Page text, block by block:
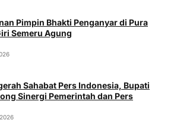
Pimpin Bhakti Penganyar di Pura
Semeru Agung
Sahabat Pers Indonesia, Bupati
Sinergi Pemerintah dan Pers